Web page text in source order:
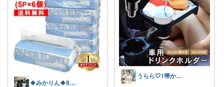
🍀みかりん🍀8月宜しくお願いします✨
うらら🤍⌇🉐かわいい暮らし